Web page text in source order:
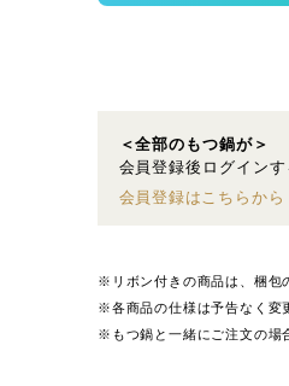
＜全部のもつ鍋が＞
会員登録後ログイン
会員登録はこちらから
※リボン付きの商品は、梱包
※各商品の仕様は予告なく変
※もつ鍋と一緒にご注文の場